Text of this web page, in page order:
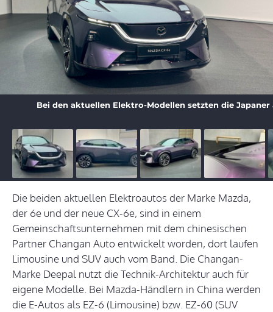
Bei den aktuellen Elektro-Modellen setzten die
Die beiden aktuellen Elektroautos der Marke Mazda,
der 6e und der neue CX-6e, sind in einem
Gemeinschaftsunternehmen mit dem chinesischen
Partner Changan Auto entwickelt worden, dort laufen
Limousine und SUV auch vom Band. Die Changan-
Marke Deepal nutzt die Technik-Architektur auch für
eigene Modelle. Bei Mazda-Händlern in China werden
die E-Autos als EZ-6 (Limousine) bzw. EZ-60 (SUV